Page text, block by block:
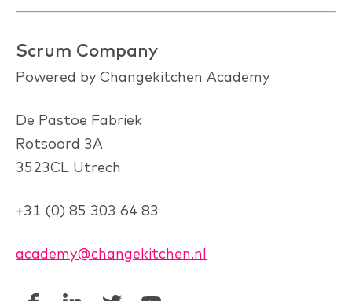
Scrum Company
Powered by Changekitchen Academy
De Pastoe Fabriek
Rotsoord 3A
3523CL Utrech
+31 (0) 85 303 64 83
academy@changekitchen.nl